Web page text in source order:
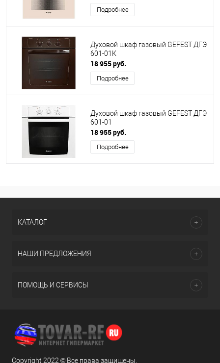
Подробнее
Духовой шкаф газовый GEFEST ДГЭ
601-01К
18 955 руб.
Подробнее
Духовой шкаф газовый GEFEST ДГЭ
601-01
18 955 руб.
Подробнее
КАТАЛОГ
НАШИ ПРЕДЛОЖЕНИЯ
ПОМОЩЬ И СЕРВИСЫ
Copyright 2022 © Все права защищены.